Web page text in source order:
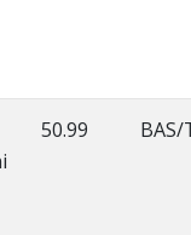
50.99 BAS/